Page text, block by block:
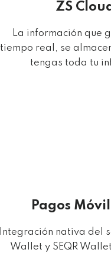
ZS
La información que
tiempo real, se
tengas toda tu
Pagos
Integración nativa del
Wallet y SEQR